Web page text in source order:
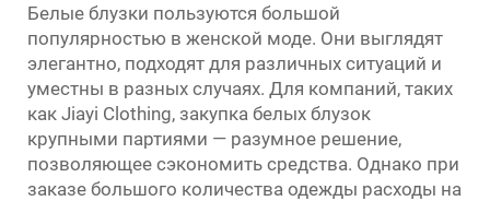
Белые блузки пользуются большой
популярностью в женской моде. Они выглядят
элегантно, подходят для различных ситуаций и
уместны в разных случаях. Для компаний, таких
как Jiayi Clothing, закупка белых блузок
крупными партиями — разумное решение,
позволяющее сэкономить средства. Однако при
заказе большого количества одежды расходы на